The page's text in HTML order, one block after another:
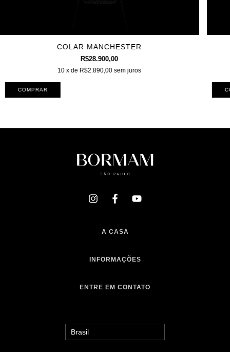
COLAR MANCHESTER
R$28.900,00
10 x de R$2.890,00 sem juros
A CASA
INFORMAÇÕES
ENTRE EM CONTATO